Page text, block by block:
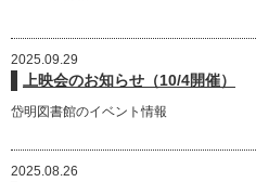
2025.09.29
上映会のお知らせ（10/4開催）
岱明図書館のイベント情報
2025.08.26